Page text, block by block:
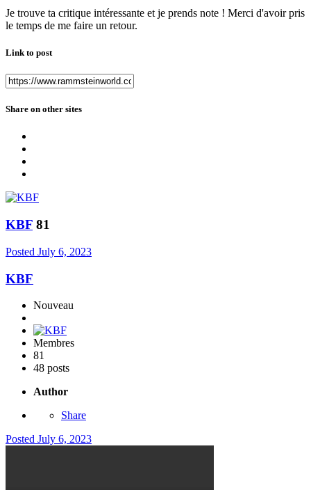
Je trouve ta critique intéressante et je prends note ! Merci d'avoir pris
le temps de me faire un retour.
Link to post
Share on other sites
KBF 81
Posted July 6, 2023
KBF
Nouveau
Membres
81
48 posts
Author
Share
Posted July 6, 2023